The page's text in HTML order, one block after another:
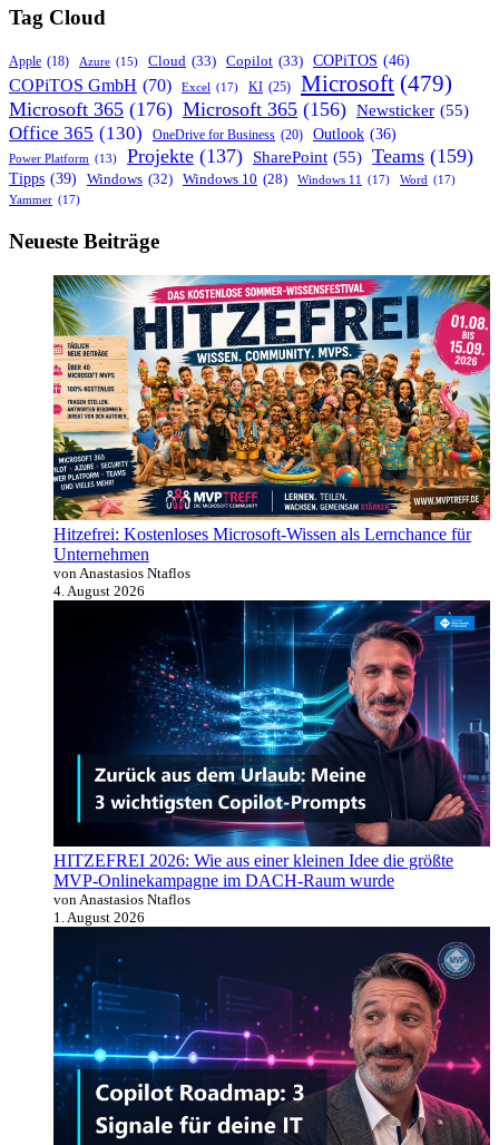
Tag Cloud
Apple (18) Azure (15) Cloud (33) Copilot (33) COPiTOS (46)
COPiTOS GmbH (70) Excel (17) KI (25) Microsoft (479)
Microsoft 365 (176) Microsoft 365 (156) Newsticker (55)
Office 365 (130) OneDrive for Business (20) Outlook (36)
Power Platform (13) Projekte (137) SharePoint (55) Teams (159)
Tipps (39) Windows (32) Windows 10 (28) Windows 11 (17) Word (17)
Yammer (17)
Neueste Beiträge
Hitzefrei: Kostenloses Microsoft-Wissen als Lernchance für
Unternehmen
von Anastasios Ntaflos
4. August 2026
HITZEFREI 2026: Wie aus einer kleinen Idee die größte
MVP-Onlinekampagne im DACH-Raum wurde
von Anastasios Ntaflos
1. August 2026